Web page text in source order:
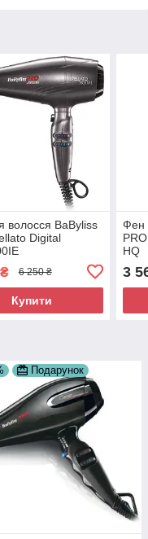
волосся BaByliss
Digital
6 250 ₴
Купити
Фен
HQ
3
Подарунок